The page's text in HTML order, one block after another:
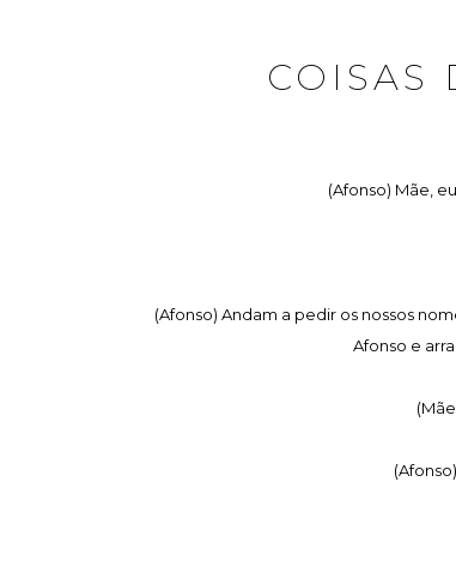
COISAS
(Afonso) Mãe,
(Afonso) Andam a pedir os nossos
Afonso e